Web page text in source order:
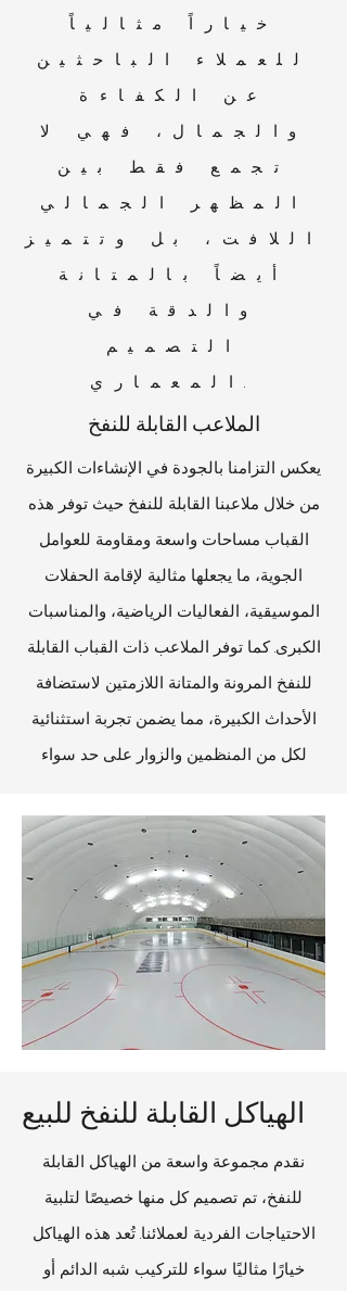
خياراً مثالياً
للعملاء الباحثين
عن الكفاءة
والجمال، فهي لا
تجمع فقط بين
المظهر الجمالي
اللافت، بل وتتميز
أيضاً بالمتانة
والدقة في
التصميم
المعماري.
الملاعب القابلة للنفخ
يعكس التزامنا بالجودة في الإنشاءات الكبيرة
من خلال ملاعبنا القابلة للنفخ حيث توفر هذه
القباب مساحات واسعة ومقاومة للعوامل
الجوية، ما يجعلها مثالية لإقامة الحفلات
الموسيقية، الفعاليات الرياضية، والمناسبات
الكبرى. كما توفر الملاعب ذات القباب القابلة
للنفخ المرونة والمتانة اللازمتين لاستضافة
الأحداث الكبيرة، مما يضمن تجربة استثنائية
لكل من المنظمين والزوار على حد سواء
الهياكل القابلة للنفخ للبيع
نقدم مجموعة واسعة من الهياكل القابلة
للنفخ، تم تصميم كل منها خصيصًا لتلبية
الاحتياجات الفردية لعملائنا. تُعد هذه الهياكل
خيارًا مثاليًا سواء للتركيب شبه الدائم أو